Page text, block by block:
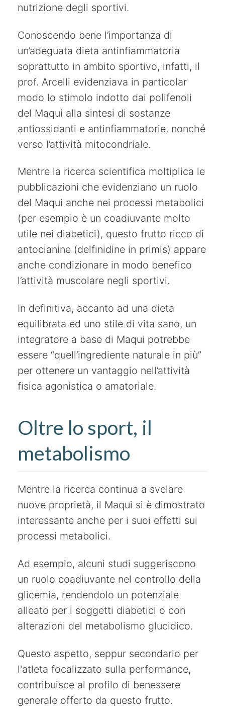
nutrizione degli sportivi.
Conoscendo bene l’importanza di
un’adeguata dieta antinfiammatoria
soprattutto in ambito sportivo, infatti, il
prof. Arcelli evidenziava in particolar
modo lo stimolo indotto dai polifenoli
del Maqui alla sintesi di sostanze
antiossidanti e antinfiammatorie, nonché
verso l’attività mitocondriale.
Mentre la ricerca scientifica moltiplica le
pubblicazioni che evidenziano un ruolo
del Maqui anche nei processi metabolici
(per esempio è un coadiuvante molto
utile nei diabetici), questo frutto ricco di
antocianine (delfinidine in primis) appare
anche condizionare in modo benefico
l’attività muscolare negli sportivi.
In definitiva, accanto ad una dieta
equilibrata ed uno stile di vita sano, un
integratore a base di Maqui potrebbe
essere “quell’ingrediente naturale in più”
per ottenere un vantaggio nell’attività
fisica agonistica o amatoriale.
Oltre lo sport, il
metabolismo
Mentre la ricerca continua a svelare
nuove proprietà, il Maqui si è dimostrato
interessante anche per i suoi effetti sui
processi metabolici.
Ad esempio, alcuni studi suggeriscono
un ruolo coadiuvante nel controllo della
glicemia, rendendolo un potenziale
alleato per i soggetti diabetici o con
alterazioni del metabolismo glucidico.
Questo aspetto, seppur secondario per
l'atleta focalizzato sulla performance,
contribuisce al profilo di benessere
generale offerto da questo frutto.